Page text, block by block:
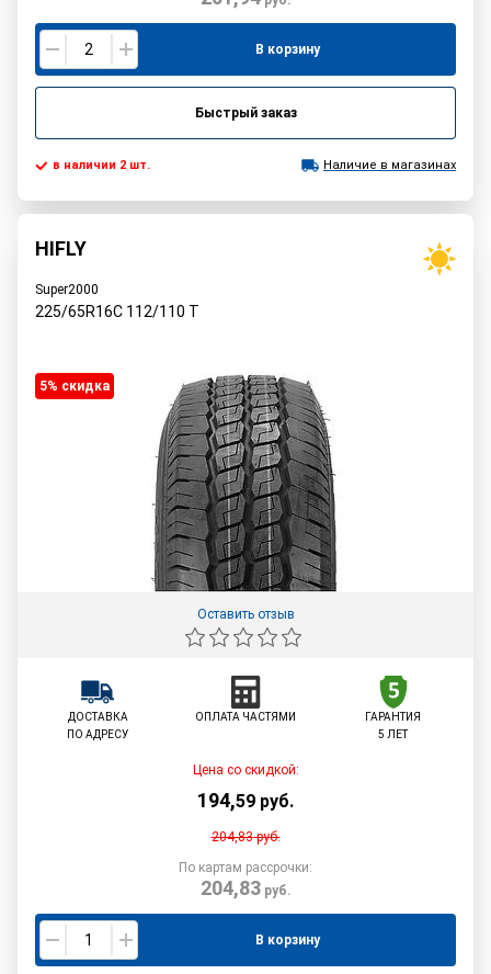
В корзину
Быстрый заказ
в наличии 2 шт. Наличие в магазинах
HIFLY
Super2000
225/65R16C 112/110 T
5% cкидка
Оставить отзыв
ДОСТАВКА
ПО АДРЕСУ
ОПЛАТА ЧАСТЯМИ
ГАРАНТИЯ
5 ЛЕТ
Цена со скидкой:
194,59 руб.
204,83руб.
По картам рассрочки:
204,83руб.
В корзину